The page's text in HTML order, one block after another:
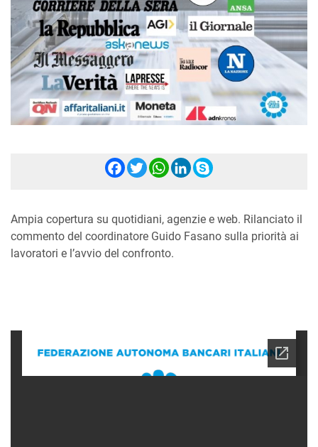
Facebook
Twitter
WhatsApp
LinkedIn
Skype
Ampia copertura su quotidiani, agenzie e web. Rilanciato il
commento del coordinatore Guido Fasano sulla priorità ai
lavoratori e l’avvio del confronto.